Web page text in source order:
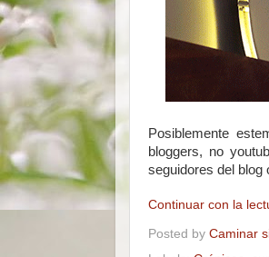
Posiblemente
bloggers, no
seguidores del blog
Continuar con la
Posted by Caminar